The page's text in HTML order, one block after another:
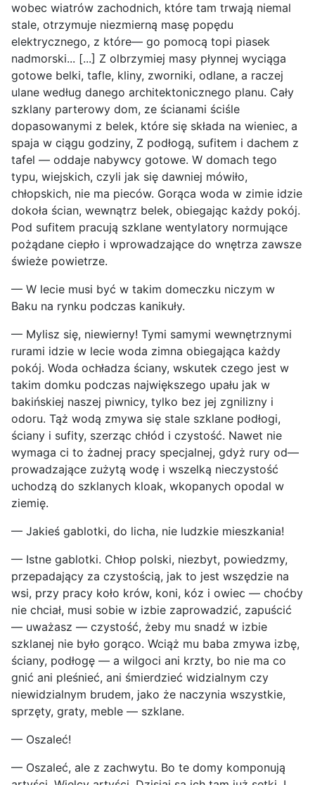
wobec wiatrów zachodnich, które tam trwają niemal
stale, otrzymuje niezmierną masę popędu
elektrycznego, z które— go pomocą topi piasek
nadmorski... [...] Z olbrzymiej masy płynnej wyciąga
gotowe belki, tafle, kliny, zworniki, odlane, a raczej
ulane według danego architektonicznego planu. Cały
szklany parterowy dom, ze ścianami ściśle
dopasowanymi z belek, które się składa na wieniec, a
spaja w ciągu godziny, Z podłogą, sufitem i dachem z
tafel — oddaje nabywcy gotowe. W domach tego
typu, wiejskich, czyli jak się dawniej mówiło,
chłopskich, nie ma pieców. Gorąca woda w zimie idzie
dokoła ścian, wewnątrz belek, obiegając każdy pokój.
Pod sufitem pracują szklane wentylatory normujące
pożądane ciepło i wprowadzające do wnętrza zawsze
świeże powietrze.
— W lecie musi być w takim domeczku niczym w
Baku na rynku podczas kanikuły.
— Mylisz się, niewierny! Tymi samymi wewnętrznymi
rurami idzie w lecie woda zimna obiegająca każdy
pokój. Woda ochładza ściany, wskutek czego jest w
takim domku podczas największego upału jak w
bakińskiej naszej piwnicy, tylko bez jej zgnilizny i
odoru. Tąż wodą zmywa się stale szklane podłogi,
ściany i sufity, szerząc chłód i czystość. Nawet nie
wymaga ci to żadnej pracy specjalnej, gdyż rury od—
prowadzające zużytą wodę i wszelką nieczystość
uchodzą do szklanych kloak, wkopanych opodal w
ziemię.
— Jakieś gablotki, do licha, nie ludzkie mieszkania!
— Istne gablotki. Chłop polski, niezbyt, powiedzmy,
przepadający za czystością, jak to jest wszędzie na
wsi, przy pracy koło krów, koni, kóz i owiec — choćby
nie chciał, musi sobie w izbie zaprowadzić, zapuścić
— uważasz — czystość, żeby mu snadź w izbie
szklanej nie było gorąco. Wciąż mu baba zmywa izbę,
ściany, podłogę — a wilgoci ani krzty, bo nie ma co
gnić ani pleśnieć, ani śmierdzieć widzialnym czy
niewidzialnym brudem, jako że naczynia wszystkie,
sprzęty, graty, meble — szklane.
— Oszaleć!
— Oszaleć, ale z zachwytu. Bo te domy komponują